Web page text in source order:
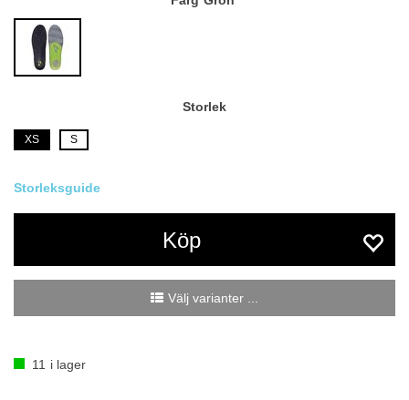
Storlek
XS S
Köp
Välj varianter ...
11 i lager